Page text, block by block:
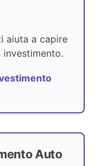
aiuta a capire
Auto